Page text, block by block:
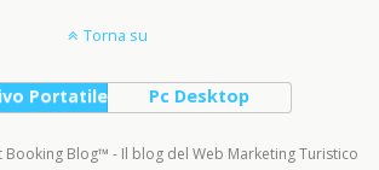
Torna su
Portatile Pc Desktop
Blog™ - Il blog del Web Marketing Turistico